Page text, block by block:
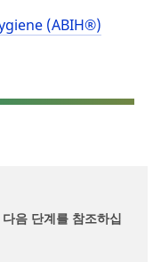
(ABIH®)
음 단계를 참조하십